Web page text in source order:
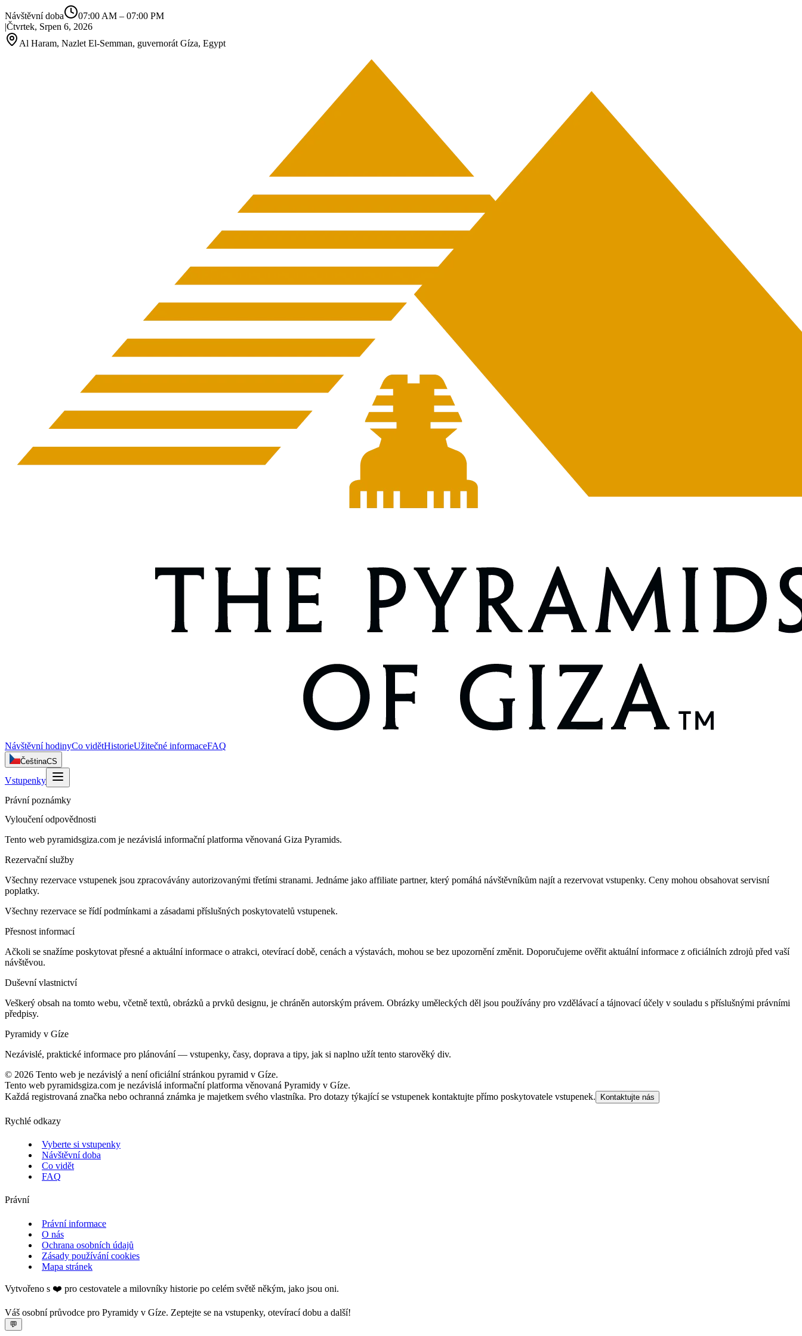
Návštěvní doba 07:00 AM – 07:00 PM
|Čtvrtek, Srpen 6, 2026
Al Haram, Nazlet El‑Semman, guvernorát Gíza, Egypt
Návštěvní hodinyCo vidětHistorieUžitečné informaceFAQ
ČeštinaCS
Vstupenky
Právní poznámky
Vyloučení odpovědnosti
Tento web pyramidsgiza.com je nezávislá informační platforma věnovaná Giza Pyramids.
Rezervační služby
Všechny rezervace vstupenek jsou zpracovávány autorizovanými třetími stranami. Jednáme jako affiliate partner, který pomáhá návštěvníkům najít a rezervovat vstupenky. Ceny mohou obsahovat servisní
poplatky.
Všechny rezervace se řídí podmínkami a zásadami příslušných poskytovatelů vstupenek.
Přesnost informací
Ačkoli se snažíme poskytovat přesné a aktuální informace o atrakci, otevírací době, cenách a výstavách, mohou se bez upozornění změnit. Doporučujeme ověřit aktuální informace z oficiálních zdrojů před vaší
návštěvou.
Duševní vlastnictví
Veškerý obsah na tomto webu, včetně textů, obrázků a prvků designu, je chráněn autorským právem. Obrázky uměleckých děl jsou používány pro vzdělávací a tájnovací účely v souladu s příslušnými právními
předpisy.
Pyramidy v Gíze
Nezávislé, praktické informace pro plánování — vstupenky, časy, doprava a tipy, jak si naplno užít tento starověký div.
© 2026 Tento web je nezávislý a není oficiální stránkou pyramid v Gíze.
Tento web pyramidsgiza.com je nezávislá informační platforma věnovaná Pyramidy v Gíze.
Každá registrovaná značka nebo ochranná známka je majetkem svého vlastníka. Pro dotazy týkající se vstupenek kontaktujte přímo poskytovatele vstupenek.
Kontaktujte nás
Rychlé odkazy
Vyberte si vstupenky
Návštěvní doba
Co vidět
FAQ
Právní
Právní informace
O nás
Ochrana osobních údajů
Zásady používání cookies
Mapa stránek
Vytvořeno s ❤️ pro cestovatele a milovníky historie po celém světě někým, jako jsou oni.
Váš osobní průvodce pro Pyramidy v Gíze. Zeptejte se na vstupenky, otevírací dobu a další!
💬